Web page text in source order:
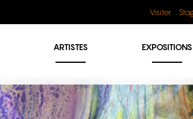
Visiter
ARTISTES EXPOSITIONS